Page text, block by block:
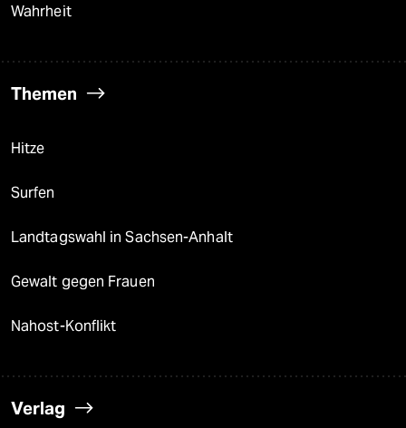
Wahrheit
Themen
Hitze
Surfen
Landtagswahl in Sachsen-Anhalt
Gewalt gegen Frauen
Nahost-Konflikt
Verlag